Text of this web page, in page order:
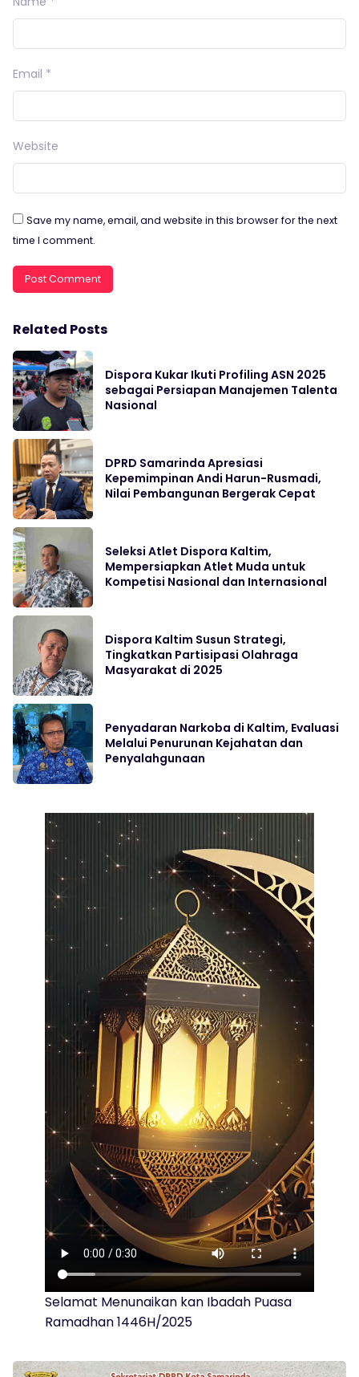
Email *
Website
Save my name, email, and website in this browser for the next
time I comment.
Related Posts
Dispora Kukar Ikuti Profiling ASN 2025
sebagai Persiapan Manajemen Talenta
Nasional
DPRD Samarinda Apresiasi
Kepemimpinan Andi Harun-Rusmadi,
Nilai Pembangunan Bergerak Cepat
Seleksi Atlet Dispora Kaltim,
Mempersiapkan Atlet Muda untuk
Kompetisi Nasional dan Internasional
Dispora Kaltim Susun Strategi,
Tingkatkan Partisipasi Olahraga
Masyarakat di 2025
Penyadaran Narkoba di Kaltim, Evaluasi
Melalui Penurunan Kejahatan dan
Penyalahgunaan
Selamat Menunaikan kan Ibadah Puasa
Ramadhan 1446H/2025